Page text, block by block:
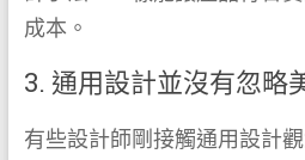
成本。
3. 通用設計並沒有忽略
有些設計師剛接觸通用設計